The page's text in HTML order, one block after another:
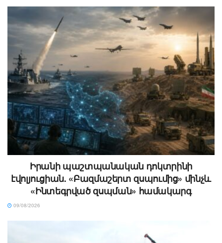
Իրանի պաշտպանական դոկտրինի
էվոլյուցիան. «Բազմաշերտ զսպումից» մինչև
«Ինտեգրված զսպման» համակարգ
09/08/2026